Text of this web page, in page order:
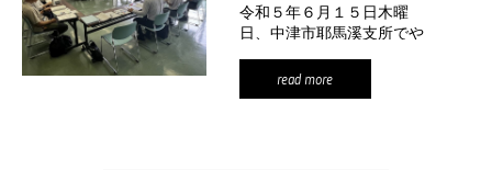
令和５年６月１５日木曜
日、中津市耶馬溪支所でや
会が行われ […]
read more